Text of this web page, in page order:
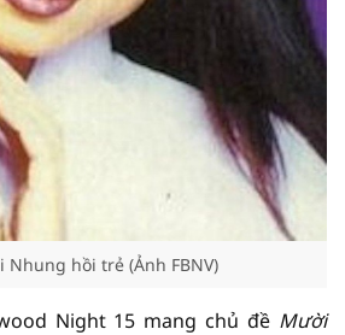
Nhung hồi trẻ (Ảnh FBNV)
Night 15 mang chủ đề Mười